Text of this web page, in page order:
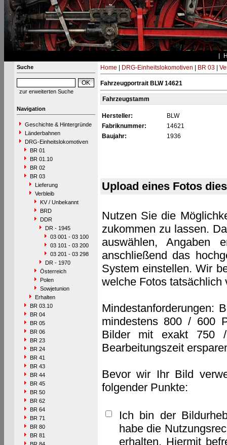
Suche
zur erweiterten Suche
Navigation
Geschichte & Hintergründe
Länderbahnen
DRG-Einheitslokomotiven
BR 01
BR 01.10
BR 02
BR 03
Lieferung
Verbleib
KV / Unbekannt
BRD
DDR
DR - 1945
03 001 - 03 100
03 101 - 03 200
03 201 - 03 298
DR - 1970
Österreich
Polen
Sowjetunion
Erhalten
BR 03.10
BR 04
BR 05
BR 06
BR 23
BR 24
BR 41
BR 43
BR 44
BR 45
BR 50
BR 62
BR 64
BR 71
BR 80
BR 81
Home DRG-Einheitslokomotiven BR 03|
Fahrzeugportrait BLW 14621
Fahrzeugstamm
Hersteller:
BLW
Fabriknummer:
14621
Baujahr:
1936
Upload eines Fotos
Nutzen Sie die
zukommen zu lassen.
auswählen, Angaben
anschließend das
System einstellen. Wir
welche Fotos tatsächlich
Mindestanforderungen:
mindestens 800 / 600
Bilder mit exakt 750
Bearbeitungszeit
Bevor wir Ihr Bild
folgender Punkte:
Ich bin der
habe die
erhalten. Hiermit